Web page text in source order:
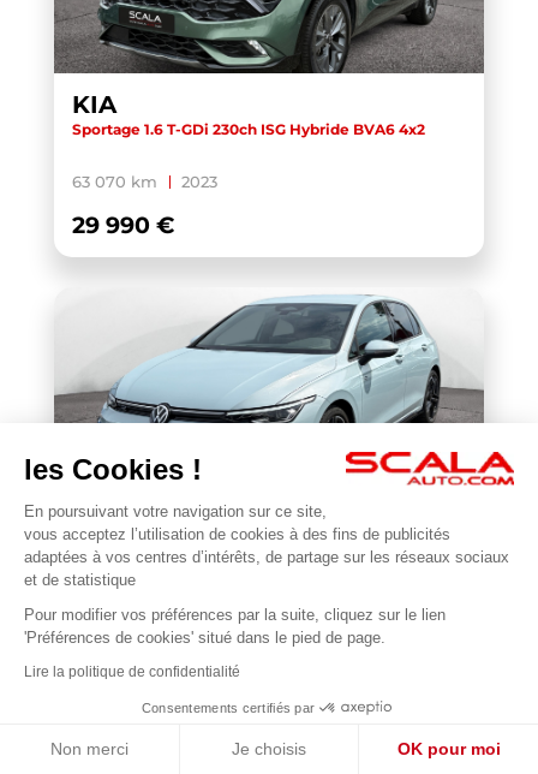
KIA
Sportage 1.6 T-GDi 230ch ISG Hybride BVA6 4x2
63 070 km 2023
29 990 €
VOLKSWAGEN
Golf 1.5 eTSI EVO2 116 DSG7
22 677 km
31 990 €
les Cookies !
En poursuivant votre navigation sur ce site,
vous acceptez l’utilisation de cookies à des fins de publicités
adaptées à vos centres d’intérêts, de partage sur les réseaux sociaux
et de statistique
Pour modifier vos préférences par la suite, cliquez sur le lien
'Préférences de cookies' situé dans le pied de page.
Lire la politique de confidentialité
Consentements certifiés par
Non merci Je choisis OK pour moi